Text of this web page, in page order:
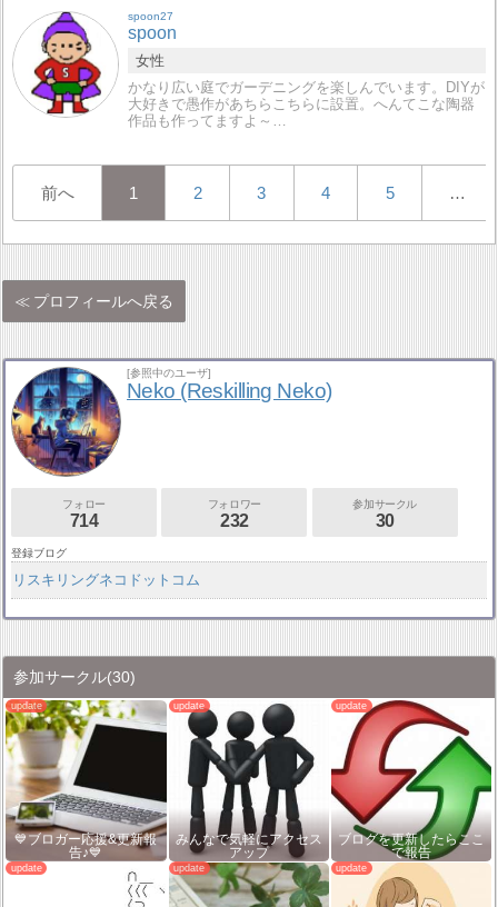
spoon27
spoon
女性
かなり広い庭でガーデニングを楽しんでいます。DIYが
大好きで愚作があちらこちらに設置。へんてこな陶器
作品も作ってますよ～…
前へ 1 2 3 4 5 …
プロフィールへ戻る
[参照中のユーザ]
Neko (Reskilling Neko)
フォロー
714
フォロワー
232
参加サークル
30
登録ブログ
リスキリングネコドットコム
参加サークル(30)
💙ブロガー応援&更新報
告♪💙
みんなで気軽にアクセス
アップ
ブログを更新したらここ
で報告